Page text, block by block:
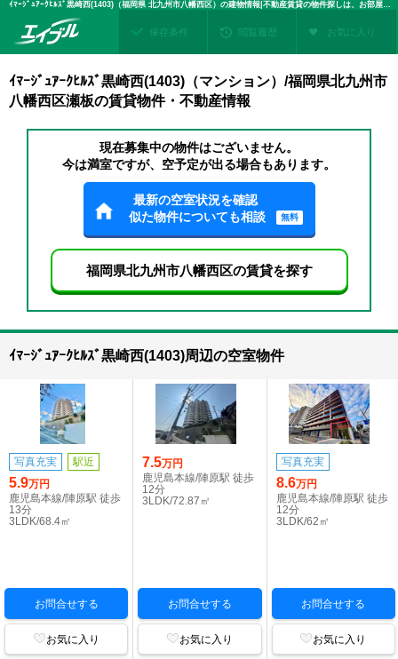
ｲﾏｰｼﾞｭｱｰｸﾋﾙｽﾞ黒崎西(1403)（福岡県 北九州市八幡西区）の建物情報|不動産賃貸の物件探しは、お部屋探しのエイブル
保存条件 閲覧履歴 お気に入り
ｲﾏｰｼﾞｭｱｰｸﾋﾙｽﾞ黒崎西(1403)（マンション）/福岡県北九州市
八幡西区瀬板の賃貸物件・不動産情報
現在募集中の物件はございません。
今は満室ですが、空予定が出る場合もあります。
最新の空室状況を確認
似た物件についても相談
無料
福岡県北九州市八幡西区の賃貸を探す
ｲﾏｰｼﾞｭｱｰｸﾋﾙｽﾞ黒崎西(1403)周辺の空室物件
写真充実 駅近
5.9万円
鹿児島本線/陣原駅 徒歩
13分
3LDK/68.4㎡
お問合せする
お気に入り
7.5万円
鹿児島本線/陣原駅 徒歩
12分
3LDK/72.87㎡
お問合せする
お気に入り
写真充実
8.6万円
鹿児島本線/陣原駅 徒歩
12分
3LDK/62㎡
お問合せする
お気に入り